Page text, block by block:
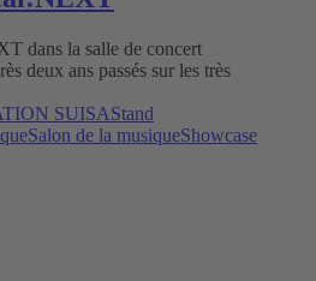
dans la salle de concert
deux ans passés sur les très
SUISAStand
Salon de la musiqueShowcase